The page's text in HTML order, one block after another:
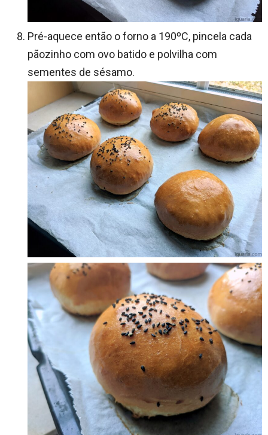
Pré-aquece então o forno a 190ºC, pincela cada
pãozinho com ovo batido e polvilha com
sementes de sésamo.